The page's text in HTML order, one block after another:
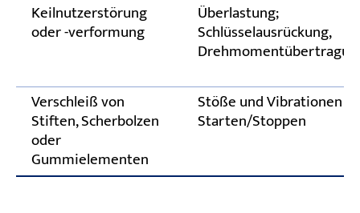
Keilnutzerstörung
oder -verformung
Überlastung;
Schlüsselausrückung,
Verschleiß von
Stiften, Scherbolzen
oder
Gummielementen
Stöße und Vibrationen
Starten/Stoppen